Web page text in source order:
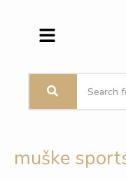
Menu
muške